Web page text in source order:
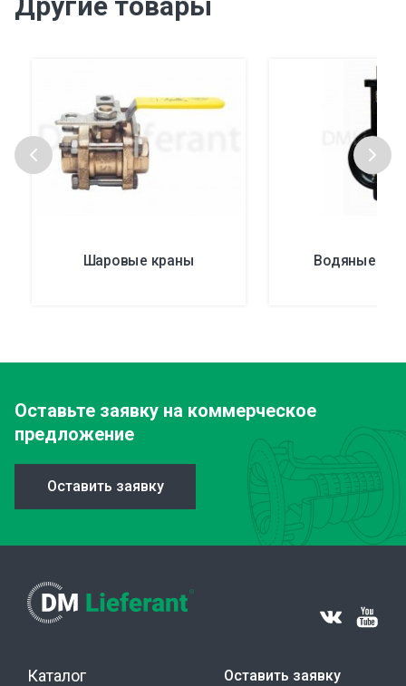
Шаровые краны Водяные
Оставьте заявку на коммерческое
предложение
Оставить заявку
Каталог Оставить заявку